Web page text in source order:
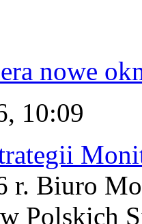
nowe
10:09
r. Biuro
Polskich